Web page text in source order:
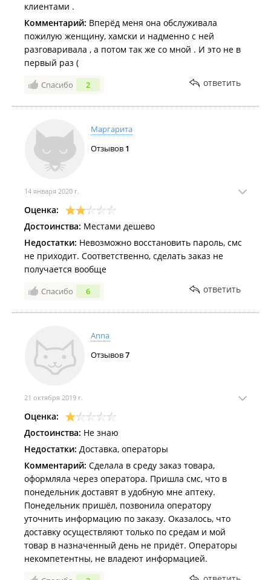
клиентами .
Комментарий: Вперёд меня она обслуживала
пожилую женщину, хамски и надменно с ней
разговаривала , а потом так же со мной . И это не в
первый раз (
Спасибо 2 ответить
Маргарита
Отзывов 1
14 января 2020 г.
Оценка:
Достоинства: Местами дешево
Недостатки: Невозможно восстановить пароль, смс
не приходит. Соответственно, сделать заказ не
получается вообще
Спасибо 6 ответить
Anna
Отзывов7
21 октября 2019 г.
Оценка:
Достоинства: Не знаю
Недостатки: Доставка, операторы
Комментарий: Сделала в среду заказ товара,
оформляла через оператора. Пришла смс, что в
понедельник доставят в удобную мне аптеку.
Понедельник пришёл, позвонила оператору
уточнить информацию по заказу. Оказалось, что
доставку осуществляют только по средам и мой
товар в назначенный день не придёт. Операторы
некомпетентны, не владеют информацией.